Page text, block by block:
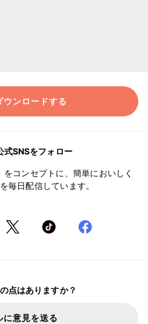
ウンロードする
式SNSをフォロー
をコンセプトに、簡単においしく
毎日配信しています。
点はありますか？
に意見を送る